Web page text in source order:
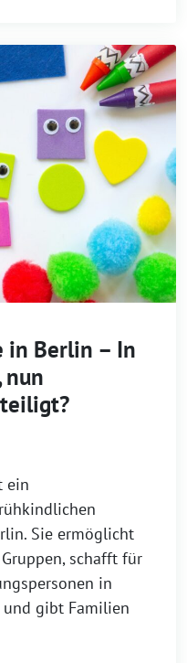
in Berlin – In
nun
ein
Sie ermöglicht
schafft für
in
gibt Familien